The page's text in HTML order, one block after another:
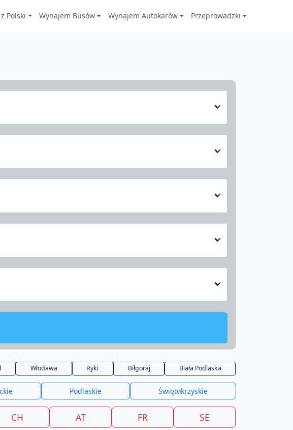
Polski Wynajem Busów Wynajem Autokarów Przeprowadzki
Włodawa Ryki Biłgoraj Biała Podlaska
Podlaskie Świętokrzyskie
CH AT FR SE